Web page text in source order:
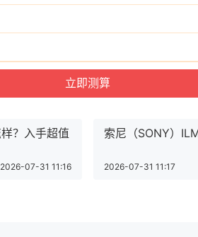
暖鞋器 成人鞋子烘干器活动到手价格
？入手超值
2026-07-31 11:16
索尼（SONY）
2026-07-31 11:17